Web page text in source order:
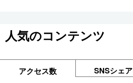
人気のコンテンツ
アクセス数 SNSシェア